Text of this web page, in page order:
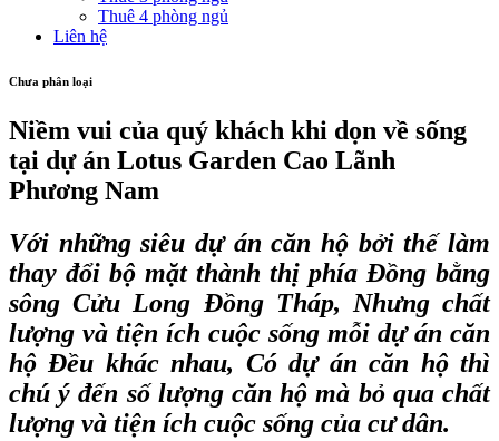
Thuê 4 phòng ngủ
Liên hệ
Chưa phân loại
Niềm vui của quý khách khi dọn về sống
tại dự án Lotus Garden Cao Lãnh
Phương Nam
Với những siêu dự án căn hộ bởi thế làm
thay đổi bộ mặt thành thị phía Đồng bằng
sông Cửu Long Đồng Tháp, Nhưng chất
lượng và tiện ích cuộc sống mỗi dự án căn
hộ Đều khác nhau, Có dự án căn hộ thì
chú ý đến số lượng căn hộ mà bỏ qua chất
lượng và tiện ích cuộc sống của cư dân.